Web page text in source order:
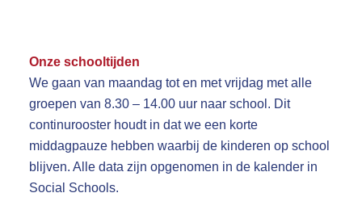
Onze schooltijden
We gaan van maandag tot en met vrijdag met alle
groepen van 8.30 – 14.00 uur naar school. Dit
continurooster houdt in dat we een korte
middagpauze hebben waarbij de kinderen op school
blijven. Alle data zijn opgenomen in de kalender in
Social Schools.